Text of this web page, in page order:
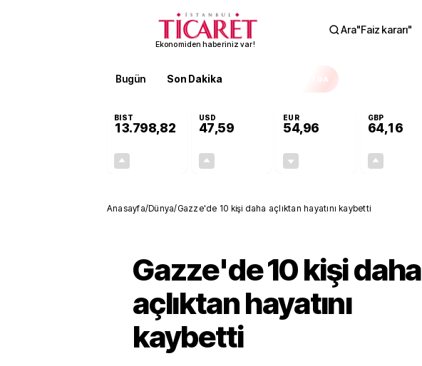
Ekonomiden haberiniz var!
Ara"Faiz kararı"
Bugün Son Dakika EKSTRA
BIST
13.798,82
USD
47,59
EUR
54,96
GBP
64,16
Anasayfa/Dünya/Gazze'de 10 kişi daha açlıktan hayatını kaybetti
Gazze'de 10 kişi daha
açlıktan hayatını
kaybetti